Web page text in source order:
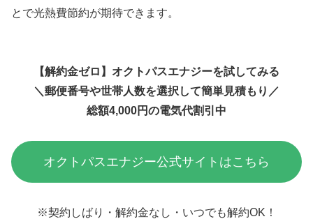
とで光熱費節約が期待できます。
【解約金ゼロ】オクトパスエナジーを試してみる
＼ 郵便番号や世帯人数を選択して簡単見積もり ／
総額4,000円の電気代割引中
オクトパスエナジー公式サイトはこちら
※契約しばり・解約金なし・いつでも解約OK！